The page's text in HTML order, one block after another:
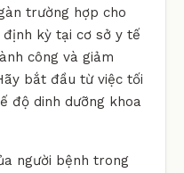
trường hợp cho
kỳ tại cơ sở y tế
công và giảm
bắt đầu từ việc tối
độ dinh dưỡng khoa
người bệnh trong